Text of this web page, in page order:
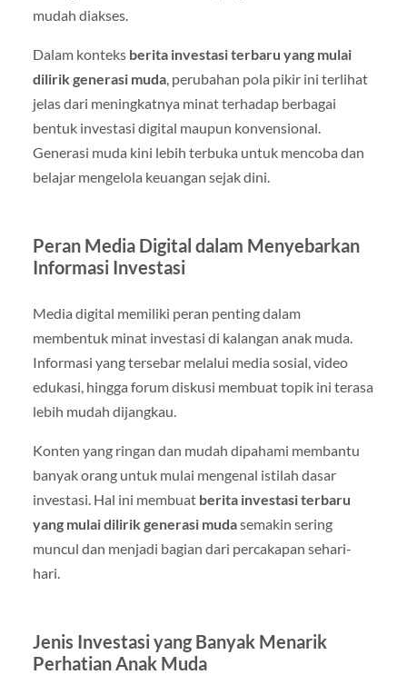
mudah diakses.
Dalam konteks berita investasi terbaru yang mulai
dilirik generasi muda, perubahan pola pikir ini terlihat
jelas dari meningkatnya minat terhadap berbagai
bentuk investasi digital maupun konvensional.
Generasi muda kini lebih terbuka untuk mencoba dan
belajar mengelola keuangan sejak dini.
Peran Media Digital dalam Menyebarkan
Informasi Investasi
Media digital memiliki peran penting dalam
membentuk minat investasi di kalangan anak muda.
Informasi yang tersebar melalui media sosial, video
edukasi, hingga forum diskusi membuat topik ini terasa
lebih mudah dijangkau.
Konten yang ringan dan mudah dipahami membantu
banyak orang untuk mulai mengenal istilah dasar
investasi. Hal ini membuat berita investasi terbaru
yang mulai dilirik generasi mudasemakin sering
muncul dan menjadi bagian dari percakapan sehari-
hari.
Jenis Investasi yang Banyak Menarik
Perhatian Anak Muda